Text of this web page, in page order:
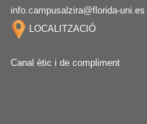
info.campusalzira@florida-uni.es
LOCALITZACIÓ
Canal ètic i de compliment